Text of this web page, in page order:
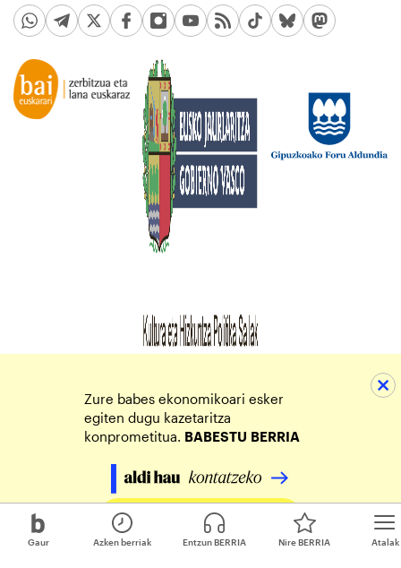
Gaur Atalak
Azken berriak Entzun BERRIA Nire BERRIA
Zure babes ekonomikoari esker
egiten dugu kazetaritza
konprometitua. BABESTU BERRIA
Egin zure ekarpena